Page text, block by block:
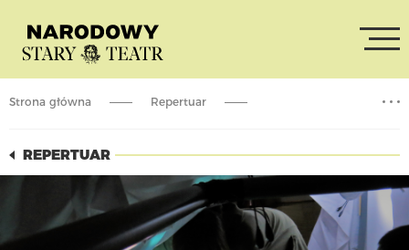
Strona główna
Repertuar
REPERTUAR